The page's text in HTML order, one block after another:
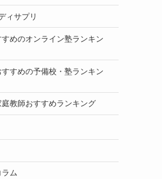
ィサプリ
めのオンライン塾ランキン
すめの予備校・塾ランキン
教師おすすめランキング
ム